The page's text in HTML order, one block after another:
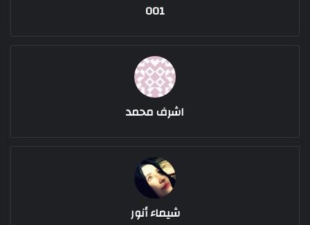
001
اشرف محمد
شيماء أنور